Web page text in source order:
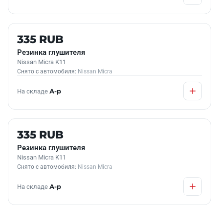
Б/У В НАЛИЧИИ
335 RUB
Резинка глушителя
Nissan Micra K11
Снято с автомобиля: Nissan Micra
На складе А-р
Б/У В НАЛИЧИИ
335 RUB
Резинка глушителя
Nissan Micra K11
Снято с автомобиля: Nissan Micra
На складе А-р